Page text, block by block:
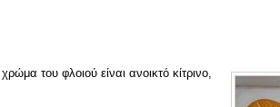
του φλοιού είναι ανοικτό κίτρινο,